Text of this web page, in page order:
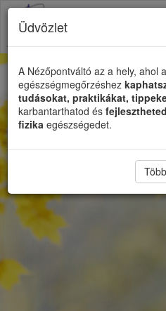
Üdvözlet
A Nézőpontváltó az a hely, ahol
egészségmegőrzéshez
tudásokat, praktikákat,
karbantarthatod és
fizika egészségedet.